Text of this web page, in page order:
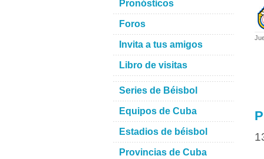
Pronósticos
Foros
Invita a tus amigos
Libro de visitas
Series de Béisbol
Equipos de Cuba
Estadios de béisbol
Provincias de Cuba